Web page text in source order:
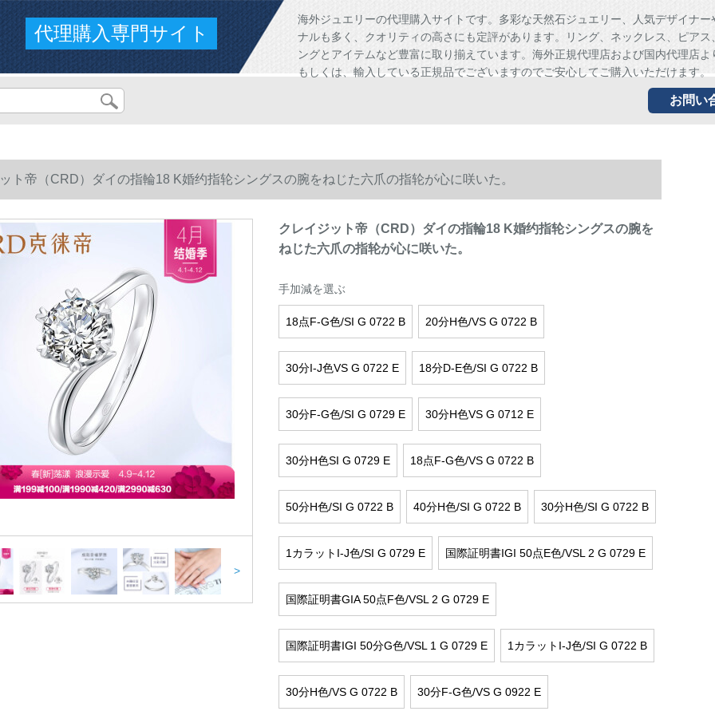
代理購入専門サイト
海外ジュエリーの代理購入サイトです。多彩な天然石ジュエリー、人気デザイナー
ナルも多く、クオリティの高さにも定評があります。リング、ネックレス、ピアス
ングとアイテムなど豊富に取り揃えています。海外正規代理店および国内代理店よ
もしくは、輸入している正規品でございますのでご安心してご購入いただけます。
お問い
ト帝（CRD）ダイの指輪18 K婚约指轮シングスの腕をねじた六爪の指轮が心に咲いた。
>
クレイジット帝（CRD）ダイの指輪18 K婚约指轮シングスの腕を
ねじた六爪の指轮が心に咲いた。
手加減を選ぶ
18点F-G色/SI G 0722 B 20分H色/VS G 0722 B
30分I-J色VS G 0722 E 18分D-E色/SI G 0722 B
30分F-G色/SI G 0729 E 30分H色VS G 0712 E
30分H色SI G 0729 E 18点F-G色/VS G 0722 B
50分H色/SI G 0722 B 40分H色/SI G 0722 B 30分H色/SI G 0722 B
1カラットI-J色/SI G 0729 E 国際証明書IGI 50点E色/VSL 2 G 0729 E
国際証明書GIA 50点F色/VSL 2 G 0729 E
国際証明書IGI 50分G色/VSL 1 G 0729 E 1カラットI-J色/SI G 0722 B
30分H色/VS G 0722 B 30分F-G色/VS G 0922 E